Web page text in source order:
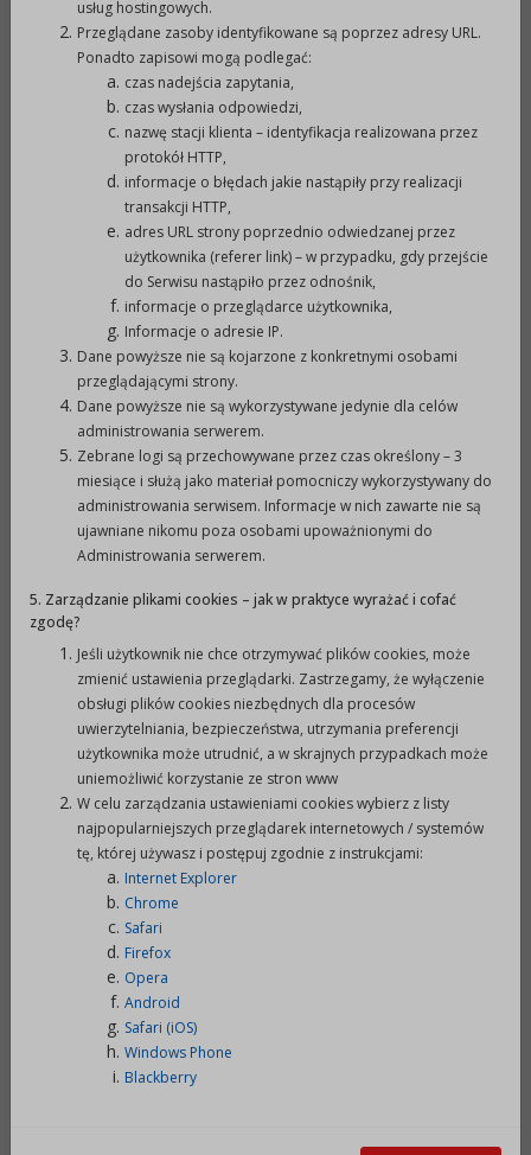
działalności za okres jej trwania.
Załączniki do oferty składane w formie
kserokopii powinny być potwierdzone za
zgodność z oryginałem przez uprawnionego
przedstawiciela
Oferta podmiotu powinna zawierać w
szczególności:
dane na temat podmiotu ubiegającego się o
dotację,
opis zadania,
c.
przewidziane źródła finansowania zadania,
d.
termin i miejsce realizacji zadania
publicznego,
e.
kalkulację przewidywanych kosztów realizacji
zadania publicznego,
informację o wcześniejszej działalności
podmiotu składającego ofertę,
rzeczowych i kadrowych zapewniających
środków finansowych uzyskanych na realizację
danego zadania z innych źródeł.
V. Termin i miejsce otwarcia ofert.
Termin otwarcia ofert –13 stycznia 2009 r. o
godz. 10.00.
Miejsce otwarcia ofert – Urząd Miejski w
Prudniku, 48-200 Prudnik, ul. Kościuszki 3, pokójnr
Oceny ofert dokona komisja konkursowa
powołana przez Burmistrza Prudnika. Wyboru
ofert dokona Burmistrz Prudnika.
Przy rozpatrywaniu złożonych ofert i ich
usług hostingowych.
Przeglądane zasoby identyfikowane są poprzez adresy URL.
Ponadto zapisowi mogą podlegać:
czas nadejścia zapytania,
czas wysłania odpowiedzi,
nazwę stacji klienta – identyfikacja realizowana przez
protokół HTTP,
informacje o błędach jakie nastąpiły przy realizacji
transakcji HTTP,
adres URL strony poprzednio odwiedzanej przez
użytkownika (referer link) – w przypadku, gdy przejście
do Serwisu nastąpiło przez odnośnik,
informacje o przeglądarce użytkownika,
Informacje o adresie IP.
Dane powyższe nie są kojarzone z konkretnymi osobami
przeglądającymi strony.
Dane powyższe nie są wykorzystywane jedynie dla celów
administrowania serwerem.
Zebrane logi są przechowywane przez czas określony – 3
miesiące i służą jako materiał pomocniczy wykorzystywany do
administrowania serwisem. Informacje w nich zawarte nie są
ujawniane nikomu poza osobami upoważnionymi do
Administrowania serwerem.
5. Zarządzanie plikami cookies – jak w praktyce wyrażać i cofać
zgodę?
Jeśli użytkownik nie chce otrzymywać plików cookies, może
zmienić ustawienia przeglądarki. Zastrzegamy, że wyłączenie
obsługi plików cookies niezbędnych dla procesów
uwierzytelniania, bezpieczeństwa, utrzymania preferencji
użytkownika może utrudnić, a w skrajnych przypadkach może
uniemożliwić korzystanie ze stron www
W celu zarządzania ustawieniami cookies wybierz z listy
najpopularniejszych przeglądarek internetowych / systemów
tę, której używasz i postępuj zgodnie z instrukcjami:
Internet Explorer
Chrome
Safari
Firefox
Opera
Android
Safari (iOS)
Windows Phone
Blackberry